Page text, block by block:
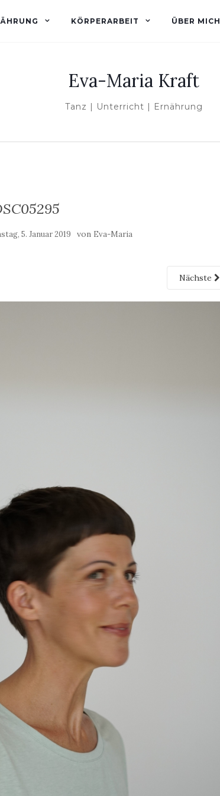
KÖRPERARBEIT ÜBER MICH
Eva-Maria Kraft
Tanz | Unterricht | Ernährung
5. Januar 2019 von Eva-Maria
Nächste